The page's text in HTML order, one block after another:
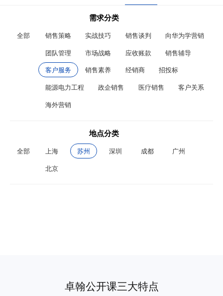
需求分类
全部 销售策略 实战技巧 销售谈判 向华为学营销
团队管理 市场战略 应收账款 销售辅导
客户服务 销售素养 经销商 招投标
能源电力工程 政企销售 医疗销售 客户关系
海外营销
地点分类
全部 上海 苏州 深圳 成都 广州
北京
卓翰公开课三大特点